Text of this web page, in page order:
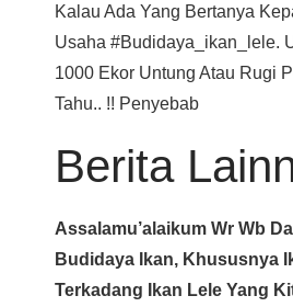
Kalau Ada Yang Bertanya
Usaha #budidaya_ikan_lele.
1000 Ekor Untung Atau Rugi
Tahu.. !! Penyebab
Berita
Assalamu’alaikum Wr Wb
Budidaya Ikan, Khususnya
Terkadang Ikan Lele Yang